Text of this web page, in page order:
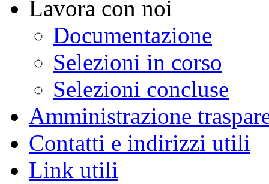
Lavora con noi
Documentazione
Selezioni in corso
Selezioni concluse
Amministrazione
Contatti e indirizzi utili
Link utili